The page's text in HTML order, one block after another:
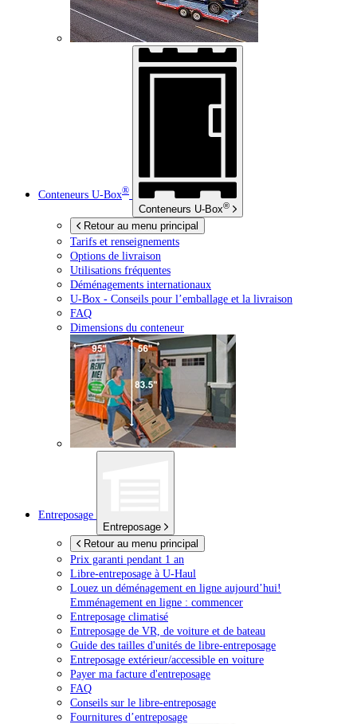
Conteneurs U-Box®
Conteneurs U-Box®
Retour au menu principal
Tarifs et renseignements
Options de livraison
Utilisations fréquentes
Déménagements internationaux
U-Box - Conseils pour l’emballage et la livraison
FAQ
Dimensions du conteneur
Entreposage
Entreposage
Retour au menu principal
Prix garanti pendant 1 an
Libre-entreposage à U-Haul
Louez un déménagement en ligne aujourd’hui!
Emménagement en ligne : commencer
Entreposage climatisé
Entreposage de VR, de voiture et de bateau
Guide des tailles d'unités de libre-entreposage
Entreposage extérieur/accessible en voiture
Payer ma facture d'entreposage
FAQ
Conseils sur le libre-entreposage
Fournitures d’entreposage